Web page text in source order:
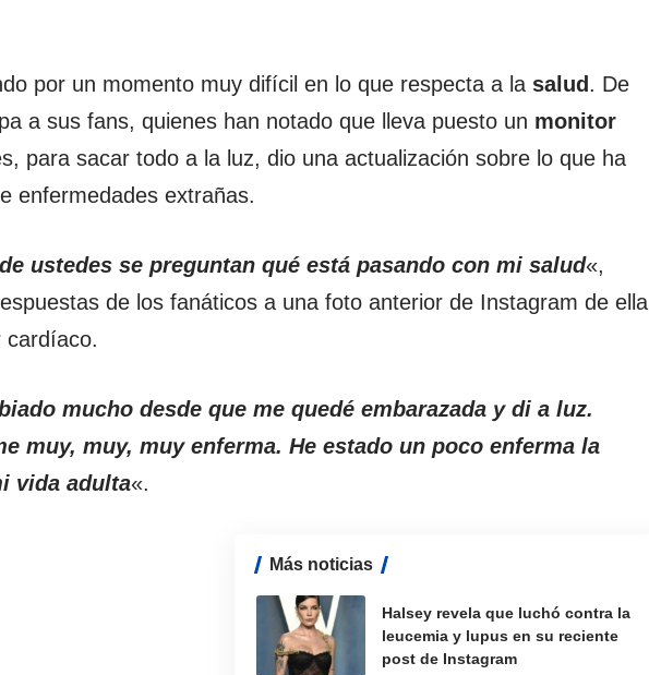
por un momento muy difícil en lo que respecta a la salud . De
a sus fans, quienes han notado que lleva puesto un monitor
para sacar todo a la luz, dio una actualización sobre lo que ha
enfermedades extrañas.
ustedes se preguntan qué está pasando con mi salud«,
de los fanáticos a una foto anterior de Instagram de ella
cardíaco.
mucho desde que me quedé embarazada y di a luz.
muy, muy, muy enferma. He estado un poco enferma la
vida adulta«.
Más noticias
Halsey revela que luchó contra la
leucemia y lupus en su reciente
post de Instagram